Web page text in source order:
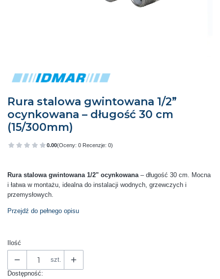
Rura stalowa gwintowana 1/2”
ocynkowana – długość 30 cm
(15/300mm)
0.00(Oceny: 0 Recenzje: 0)
Przejdź do sekcji Opinie
Rura stalowa gwintowana 1/2" ocynkowana– długość 30 cm. Mocna
i łatwa w montażu, idealna do instalacji wodnych, grzewczych i
przemysłowych.
Przejdź do pełnego opisu
Ilość
szt.
Dostępność: